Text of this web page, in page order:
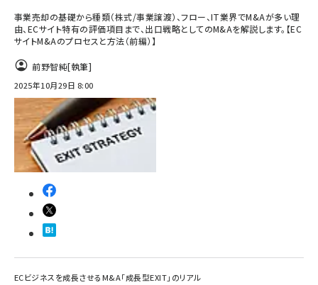
事業売却の基礎から種類（株式/事業譲渡）、フロー、IT業界でM&Aが多い理
由、ECサイト特有の評価項目まで、出口戦略としてのM&Aを解説します。【EC
サイトM&Aのプロセスと方法（前編）】
前野智純[執筆]
2025年10月29日 8:00
ECビジネスを成長させるM&A「成長型EXIT」のリアル